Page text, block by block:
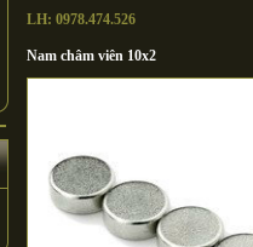
LH: 0978.474.526
Nam châm viên 10x2